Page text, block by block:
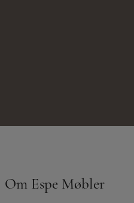
Om Espe Møbler